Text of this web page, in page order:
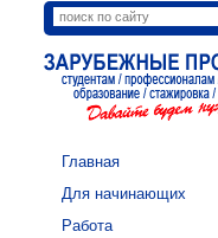
Главная
Для начинающих
Работа